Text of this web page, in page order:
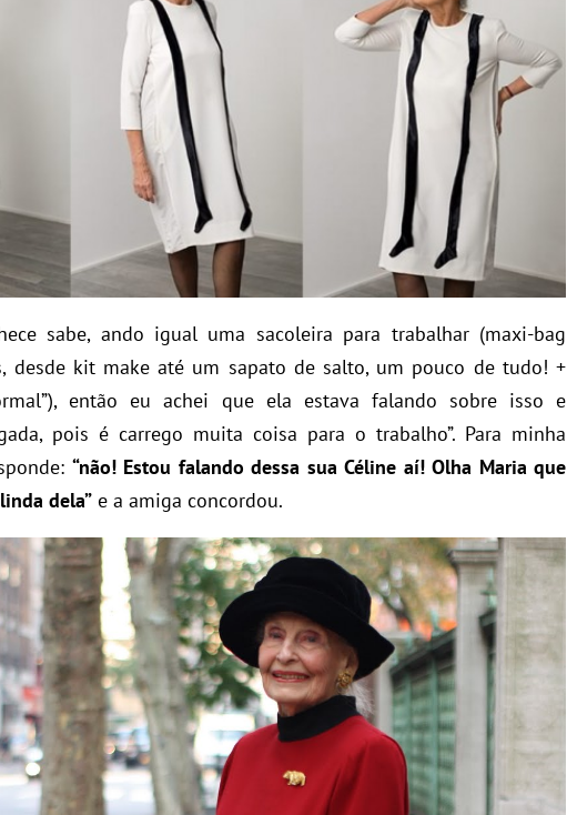
sabe, ando igual uma sacoleira para trabalhar (maxi-bag
desde kit make até um sapato de salto, um pouco de tudo! +
então eu achei que ela estava falando sobre isso e
pois é carrego muita coisa para o trabalho”. Para minha
“não! Estou falando dessa sua Céline aí! Olha Maria que
dela” e a amiga concordou.